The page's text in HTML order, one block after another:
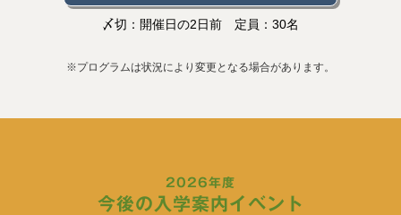
〆切：開催日の2日前 定員：30名
※プログラムは状況により変更となる場合があります。
2026年度
今後の入学案内イベント